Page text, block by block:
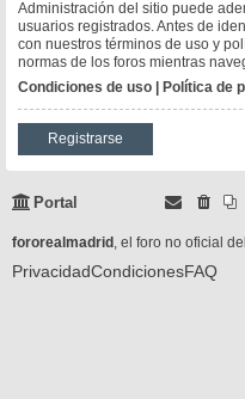
Administración del sitio puede
usuarios registrados. Antes de
con nuestros términos de uso y
normas de los foros mientras
Condiciones de uso | Política de
Registrarse
Portal
fororealmadrid , el foro no oficial
PrivacidadCondicionesFAQ